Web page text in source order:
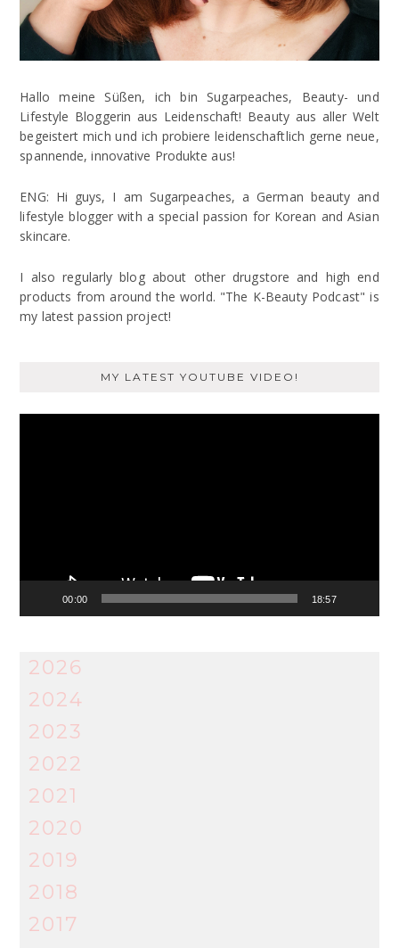
Hallo meine Süßen, ich bin Sugarpeaches, Beauty- und
Lifestyle Bloggerin aus Leidenschaft! Beauty aus aller Welt
begeistert mich und ich probiere leidenschaftlich gerne neue,
spannende, innovative Produkte aus!
ENG: Hi guys, I am Sugarpeaches, a German beauty and
lifestyle blogger with a special passion for Korean and Asian
skincare.
I also regularly blog about other drugstore and high end
products from around the world. "The K-Beauty Podcast" is
my latest passion project!
MY LATEST YOUTUBE VIDEO!
00:00 18:57
2026
2024
2023
2022
2021
2020
2019
2018
2017